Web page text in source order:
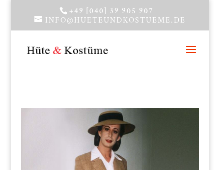
+49 [040] 39 905 907
INFO@HUETEUNDKOSTUEME.DE